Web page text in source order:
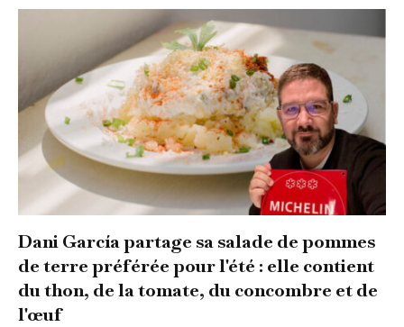
Dani García partage sa salade de pommes
de terre préférée pour l'été : elle contient
du thon, de la tomate, du concombre et de
l'œuf